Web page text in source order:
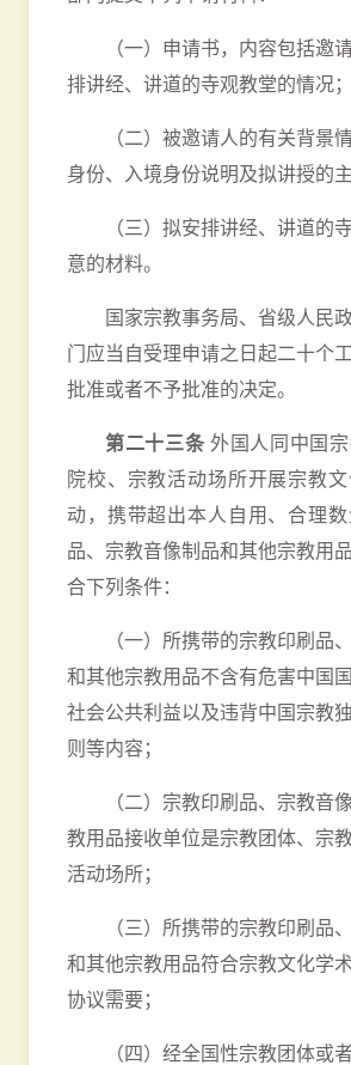
（一）申请书，内容包括邀
排讲经、讲道的寺观教堂的情况；
（二）被邀请人的有关背景
身份、入境身份说明及拟讲授的主
（三）拟安排讲经、讲道的
意的材料。
国家宗教事务局、省级人民
门应当自受理申请之日起二十个
批准或者不予批准的决定。
第二十三条 外国人同中国
院校、宗教活动场所开展宗教
动，携带超出本人自用、合理数
品、宗教音像制品和其他宗教用
合下列条件：
（一）所携带的宗教印刷品
和其他宗教用品不含有危害中国
社会公共利益以及违背中国宗教
则等内容；
（二）宗教印刷品、宗教音
教用品接收单位是宗教团体、宗
活动场所；
（三）所携带的宗教印刷品
和其他宗教用品符合宗教文化学
协议需要；
（四）经全国性宗教团体或